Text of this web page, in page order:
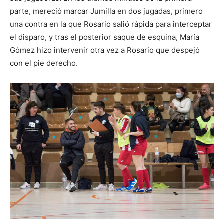
parte, mereció marcar Jumilla en dos jugadas, primero
una contra en la que Rosario salió rápida para interceptar
el disparo, y tras el posterior saque de esquina, María
Gómez hizo intervenir otra vez a Rosario que despejó
con el pie derecho.